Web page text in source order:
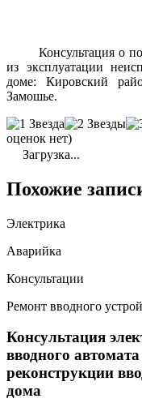
Консультация о
из эксплуатации
доме: Кировский
Замошье.
оценок нет)
Загрузка...
Похожие
Электрика
Аварийка
Консультации
Ремонт вводного
Консультация
вводного
реконструкции
дома